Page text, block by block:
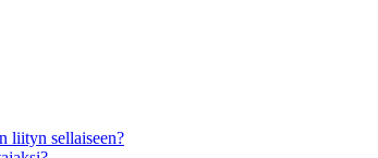
liityn sellaiseen?